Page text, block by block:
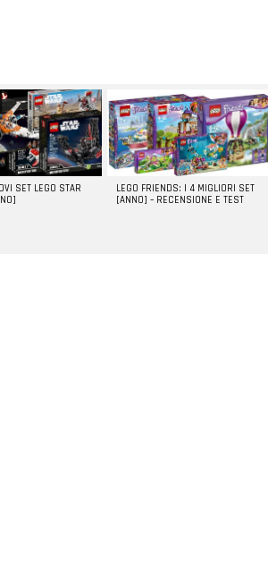
SET LEGO STAR
LEGO FRIENDS: I 4 MIGLIORI SET
[ANNO] – RECENSIONE E TEST